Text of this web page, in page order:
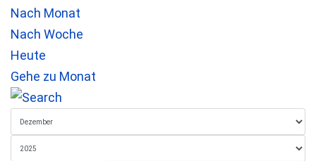
Nach Monat
Nach Woche
Heute
Gehe zu Monat